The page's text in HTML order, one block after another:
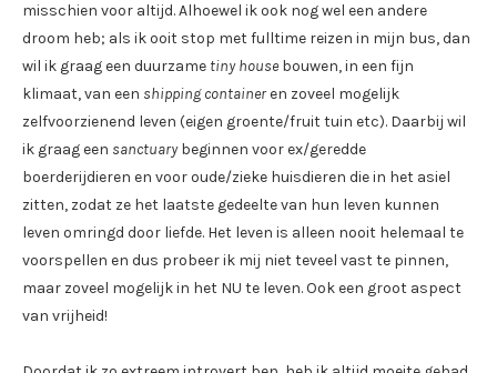
misschien voor altijd. Alhoewel ik ook nog wel een andere
droom heb; als ik ooit stop met fulltime reizen in mijn bus, dan
wil ik graag een duurzame tiny housebouwen, in een fijn
klimaat, van een shipping containeren zoveel mogelijk
zelfvoorzienend leven (eigen groente/fruit tuin etc). Daarbij wil
ik graag een sanctuarybeginnen voor ex/geredde
boerderijdieren en voor oude/zieke huisdieren die in het asiel
zitten, zodat ze het laatste gedeelte van hun leven kunnen
leven omringd door liefde. Het leven is alleen nooit helemaal te
voorspellen en dus probeer ik mij niet teveel vast te pinnen,
maar zoveel mogelijk in het NU te leven. Ook een groot aspect
van vrijheid!